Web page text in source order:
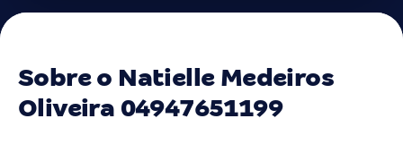
Sobre o Natielle Medeiros
Oliveira 04947651199